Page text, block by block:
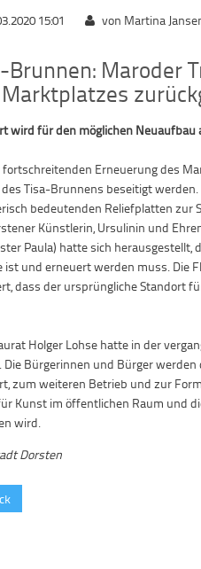
15:01 von Martina
Brunnen: Maroder
wird für den möglichen Neuaufbau
Erneuerung des
Tisa-Brunnens beseitigt
bedeutenden Reliefplatten zur
Künstlerin, Ursulinin und
Paula) hatte sich herausgestellt,
ist und erneuert werden muss. Die
dass der ursprüngliche Standort
Holger Lohse hatte in der
Die Bürgerinnen und Bürger
zum weiteren Betrieb und zur
Kunst im öffentlichen Raum und
wird.
Dorsten